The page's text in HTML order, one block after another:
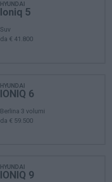
HYUNDAI
Ioniq 5
Suv
da € 41.800
HYUNDAI
IONIQ 6
Berlina 3 volumi
da € 59.500
HYUNDAI
IONIQ 9